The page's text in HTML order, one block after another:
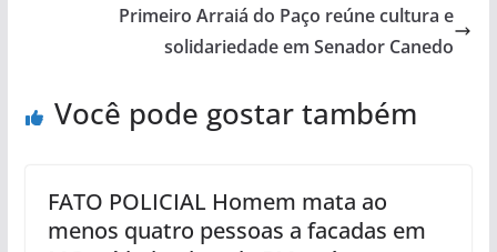
Primeiro Arraiá do Paço reúne cultura e
solidariedade em Senador Canedo
Você pode gostar também
FATO POLICIAL Homem mata ao
menos quatro pessoas a facadas em